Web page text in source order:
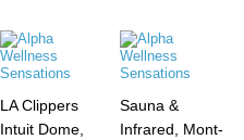
LA Clippers
Intuit Dome,
Sauna &
Infrared, Mont-